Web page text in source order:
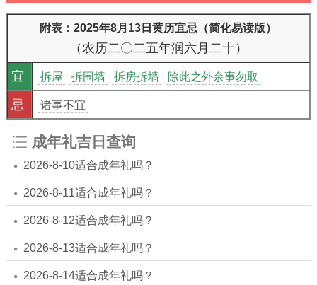
附表：2025年8月13日黄历宜忌（简化易读版）
（农历二〇二五年润六月二十）
宜
拆屋 拆围墙 拆房拆墙
除此之外余事勿取
忌
诸事不宜
成年礼吉日查询
2026-8-10适合成年礼吗？
2026-8-11适合成年礼吗？
2026-8-12适合成年礼吗？
2026-8-13适合成年礼吗？
2026-8-14适合成年礼吗？